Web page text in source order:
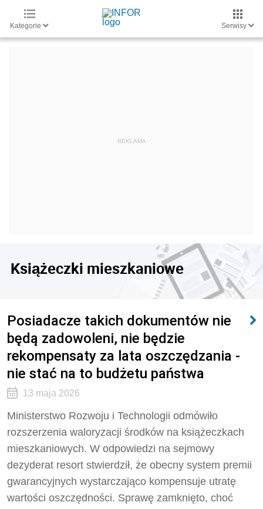
Kategorie Serwisy
Książeczki mieszkaniowe
Posiadacze takich dokumentów nie
będą zadowoleni, nie będzie
rekompensaty za lata oszczędzania -
nie stać na to budżetu państwa
13 maja 2026
Ministerstwo Rozwoju i Technologii odmówiło
rozszerzenia waloryzacji środków na książeczkach
mieszkaniowych. W odpowiedzi na sejmowy
dezyderat resort stwierdził, że obecny system premii
gwarancyjnych wystarczająco kompensuje utratę
wartości oszczędności. Sprawę zamknięto, choć